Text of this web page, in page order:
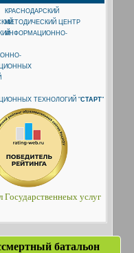
КРАСНОДАРСКИЙ
МЕТОДИЧЕСКИЙ ЦЕНТР
ИНФОРМАЦИОННО-
ТЕХНОЛОГИЙ "СТАРТ"
батальон